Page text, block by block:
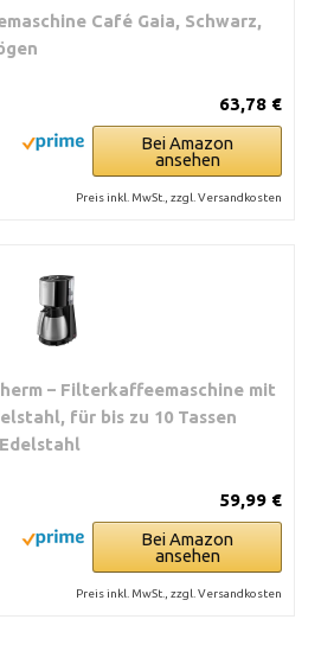
Café Gaia, Schwarz,
63,78 €
Bei Amazon
ansehen
Preis inkl. MwSt., zzgl. Versandkosten
– Filterkaffeemaschine mit
für bis zu 10 Tassen
59,99 €
Bei Amazon
ansehen
Preis inkl. MwSt., zzgl. Versandkosten